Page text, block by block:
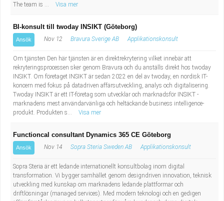
The team is ... Visa mer
BI-konsult till twoday INSIKT (Göteborg)
Ansök Nov 12 Bravura Sverige AB Applikationskonsult
Om tjänsten Den här tjänsten är en direktrekrytering vilket innebär att
rekryteringsprocessen sker genom Bravura och du anställs direkt hos twoday
INSIKT. Om företaget INSIKT är sedan 2022 en del av twoday, en nordisk IT-
koncern med fokus på datadriven affärsutveckling, analys och digitalisering.
Twoday INSIKT är ett IT-företag som utvecklar och marknadsför INSIKT -
marknadens mest användarvänliga och heltäckande business intelligence-
produkt. Produkten s...
Visa mer
Functioncal consultant Dynamics 365 CE Göteborg
Ansök Nov 14 Sopra Steria Sweden AB Applikationskonsult
Sopra Steria är ett ledande internationellt konsultbolag inom digital
transformation. Vi bygger samhället genom designdriven innovation, teknisk
utveckling med kunskap om marknadens ledande plattformar och
driftlösningar (managed services). Med modern teknologi och en gedigen